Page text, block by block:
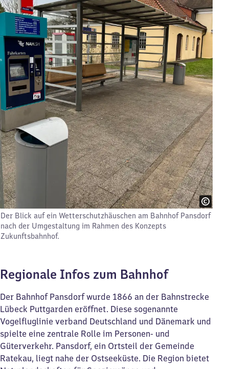
Der Blick auf ein Wetterschutzhäuschen am Bahnhof Pansdorf
nach der Umgestaltung im Rahmen des Konzepts
Zukunftsbahnhof.
Regionale Infos zum Bahnhof
Der Bahnhof Pansdorf wurde 1866 an der Bahnstrecke
Lübeck Puttgarden eröffnet. Diese sogenannte
Vogelfluglinie verband Deutschland und Dänemark und
spielte eine zentrale Rolle im Personen- und
Güterverkehr. Pansdorf, ein Ortsteil der Gemeinde
Ratekau, liegt nahe der Ostseeküste. Die Region bietet